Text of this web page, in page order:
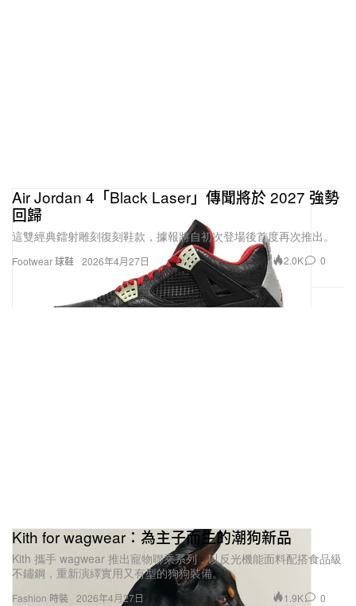
Footwear 球鞋
Air Jordan 4「Black Laser」傳聞將於 2027 強勢
回歸
這雙經典鐳射雕刻復刻鞋款，據報將自初次登場後首度再次推出。
2026年4月27日 2.0K 0
Fashion 時裝
Kith for wagwear：為主子而生的潮狗新品
Kith 攜手 wagwear 推出寵物聯乘系列，以反光機能面料配搭食品級
不鏽鋼，重新演繹實用又有型的狗狗裝備。
2026年4月27日 1.9K 0